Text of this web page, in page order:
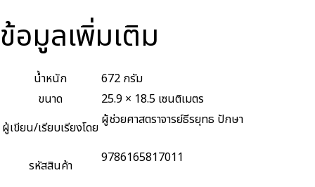
ข้อมูลเพิ่มเติม
น้ำหนัก
672 กรัม
ขนาด
25.9 × 18.5 เซนติเมตร
ผู้เขียน/เรียบเรียงโดย ผู้ช่วยศาสตราจารย์ธีรยุทธ ปักษา
รหัสสินค้า 9786165817011